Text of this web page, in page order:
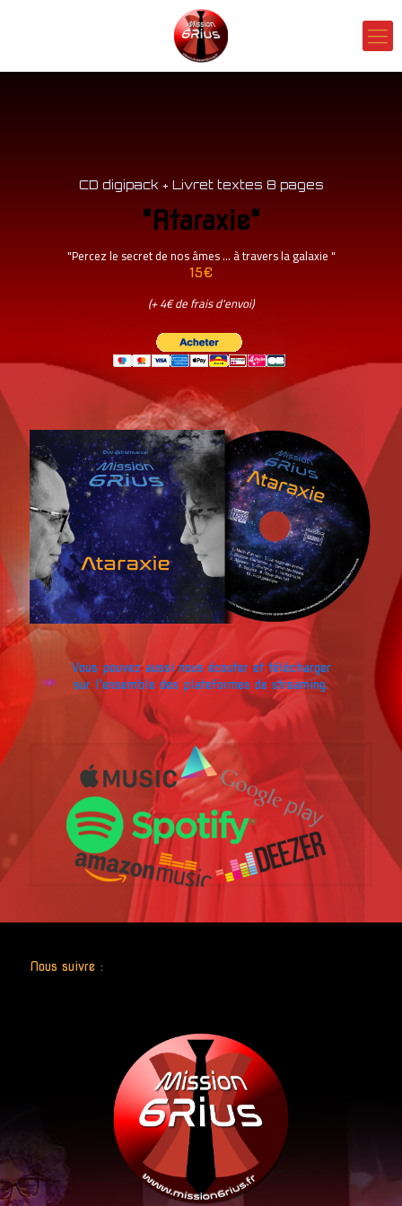
CD digipack + Livret textes 8 pages
"Ataraxie"
"Percez le secret de nos âmes ... à travers la galaxie "
15€
(+ 4€ de frais d'envoi)
Vous pouvez aussi nous écouter et télécharger
sur l'ensemble des plateformes de streaming.
Nous suivre :